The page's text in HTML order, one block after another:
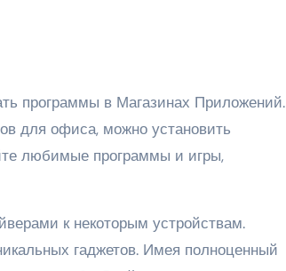
программы в Магазинах Приложений.
для офиса, можно установить
любимые программы и игры,
к некоторым устройствам.
гаджетов. Имея полноценный